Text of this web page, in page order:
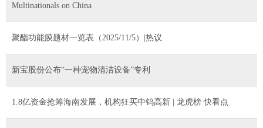
Multinationals on China
聚酯功能膜题材一览表（2025/11/5）|热议
新宝股份公布“一种宠物清洁设备”专利
1.8亿资金抢筹海南发展，机构狂买中钨高新 | 龙虎榜 快看点